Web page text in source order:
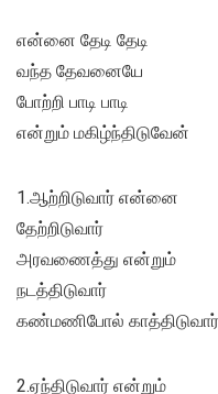
என்னை தேடி தேடி
வந்த தேவனையே
போற்றி பாடி பாடி
என்றும் மகிழ்ந்திடுவேன்
1.ஆற்றிடுவார் என்னை
தேற்றிடுவார்
அரவணைத்து என்றும்
நடத்திடுவார்
கண்மணிபோல்
2.ஏந்திடுவார் என்றும்